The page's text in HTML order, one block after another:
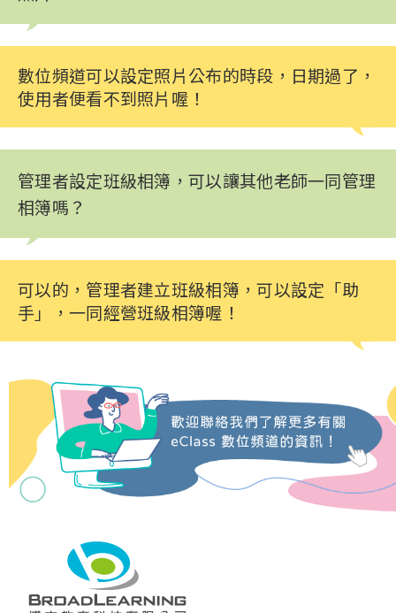
數位頻道可以設定照片公布的時段，日期過了，
使用者便看不到照片喔！
管理者設定班級相簿，可以讓其他老師一同管理
相簿嗎？
可以的，管理者建立班級相簿，可以設定「助
手」，一同經營班級相簿喔！